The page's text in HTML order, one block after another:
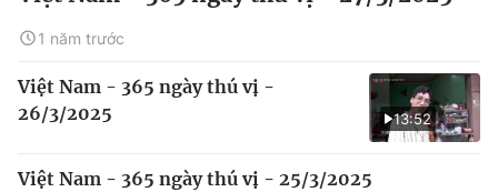
1 năm trước
13:52
Việt Nam - 365 ngày thú vị -
26/3/2025
Việt Nam - 365 ngày thú vị - 25/3/2025